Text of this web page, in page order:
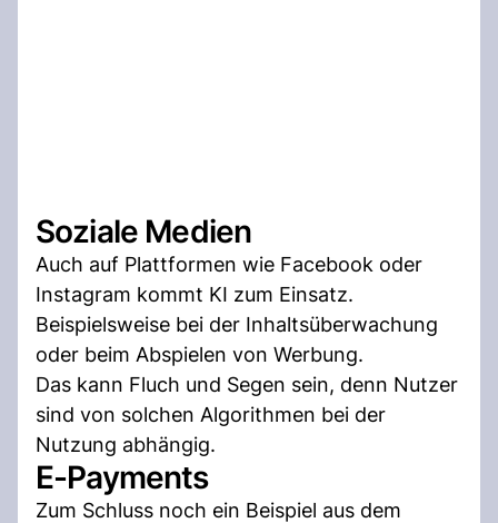
Soziale Medien
Auch auf Plattformen wie Facebook oder
Instagram kommt KI zum Einsatz.
Beispielsweise bei der Inhaltsüberwachung
oder beim Abspielen von Werbung.
Das kann Fluch und Segen sein, denn Nutzer
sind von solchen Algorithmen bei der
Nutzung abhängig.
E-Payments
Zum Schluss noch ein Beispiel aus dem